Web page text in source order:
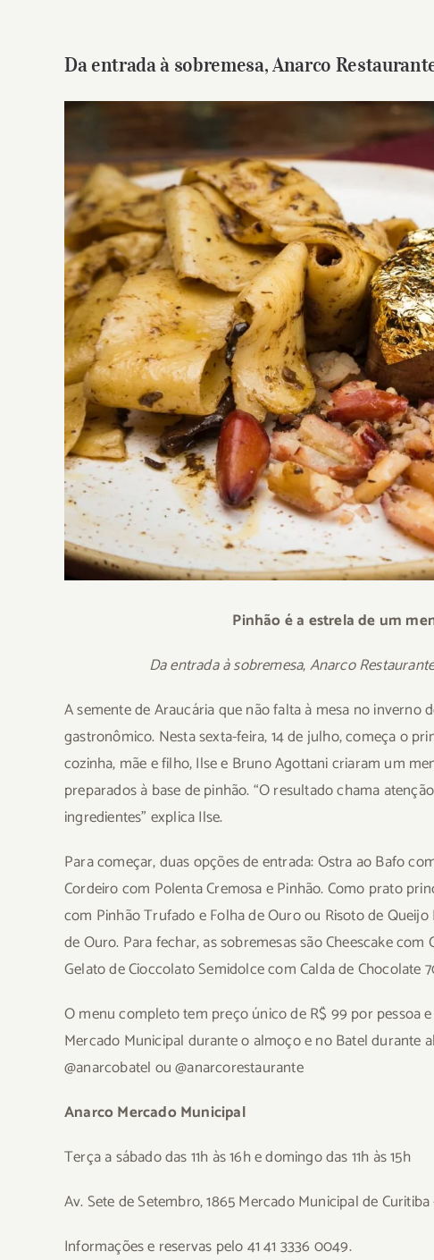
Da entrada à sobremesa, Anarco
View
Image
Pinhão é a estrela de um
Da entrada à sobremesa,Anarco
A semente de Araucária que não falta à mesa no inverno
gastronômico. Nesta sexta-feira, 14 de julho, começa o
cozinha, mãe e filho, Ilse e Bruno Agottani criaram um
preparados à base de pinhão. “O resultado chama
ingredientes” explica Ilse.
Para começar, duas opções de entrada: Ostra ao Bafo
Cordeiro com Polenta Cremosa e Pinhão. Como prato
com Pinhão Trufado e Folha de Ouro ou Risoto de
de Ouro. Para fechar, as sobremesas são Cheescake
Gelato de Cioccolato Semidolce com Calda de Chocolate
O menu completo tem preço único de R$ 99 por pessoa
Mercado Municipal durante o almoço e no Batel durante
@anarcobatel ou @anarcorestaurante
AnarcoMercado Municipal
Terça a sábado das 11h às 16h e domingo das 11h às 15h
Av. Sete de Setembro, 1865 Mercado Municipal de
Informações e reservas pelo 41 41 3336 0049.